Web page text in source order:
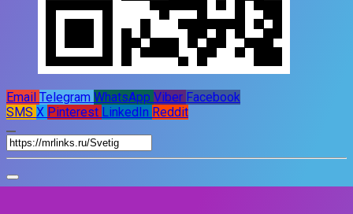
Email Telegram WhatsApp Viber Facebook
SMS X Pinterest LinkedIn Reddit